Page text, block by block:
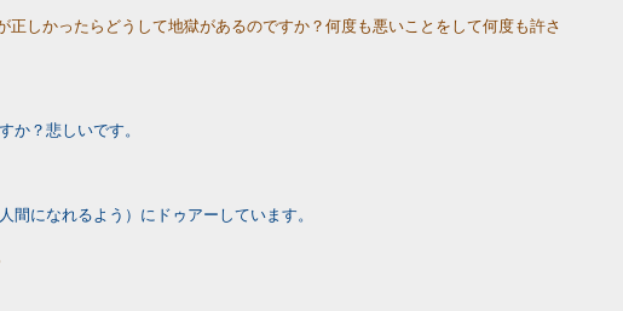
しかったらどうして地獄があるのですか？何度も悪いことをして何度も許さ
か？悲しいです。
になれるよう）にドゥアーしています。